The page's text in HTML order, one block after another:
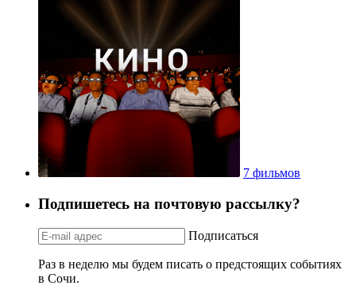
7 фильмов
Подпишетесь на почтовую рассылку?
Подписаться
Раз в неделю мы будем писать о предстоящих событиях
в Сочи.